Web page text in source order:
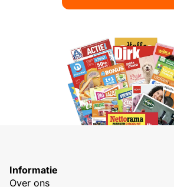
Informatie
Over ons